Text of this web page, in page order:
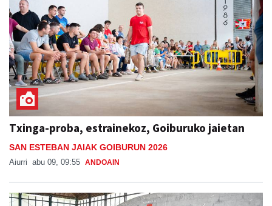
Txinga-proba, estrainekoz, Goiburuko jaietan
SAN ESTEBAN JAIAK GOIBURUN 2026
Aiurri abu 09, 09:55 ANDOAIN